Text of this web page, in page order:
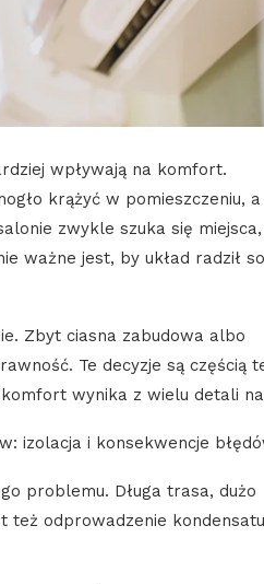
wpływają na komfort.
krążyć w pomieszczeniu, a
zwykle szuka się miejsca,
ważne jest, by układ radził
Zbyt ciasna zabudowa albo
Te decyzje są częścią
wynika z wielu detali
izolacja i konsekwencje
problemu. Długa trasa, dużo
też odprowadzenie